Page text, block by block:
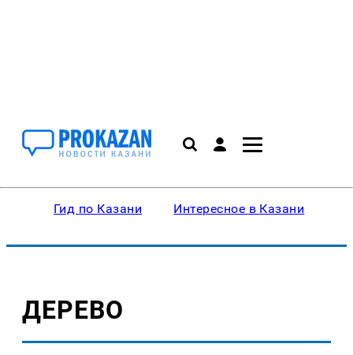
Гид по Казани Интересное в Казани
ДЕРЕВО